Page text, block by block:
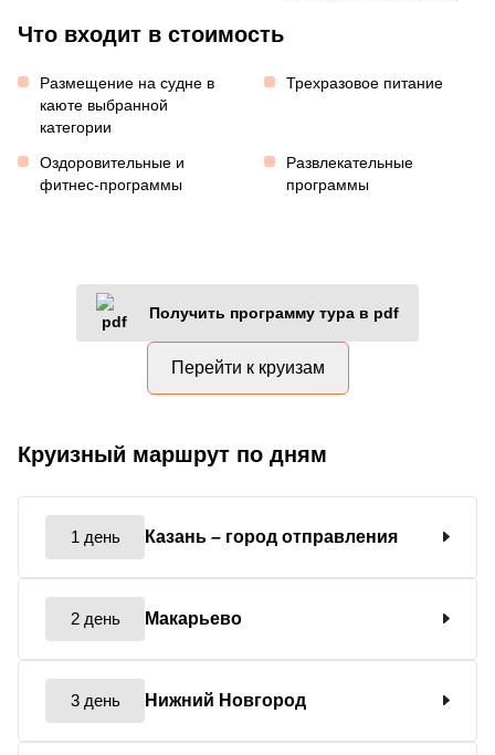
Что входит в стоимость
Размещение на судне в
каюте выбранной
категории
Трехразовое питание
Оздоровительные и
фитнес-программы
Развлекательные
программы
Получить программу тура в pdf
Перейти к круизам
Круизный маршрут по дням
1 день Казань – город отправления
2 день Макарьево
3 день Нижний Новгород